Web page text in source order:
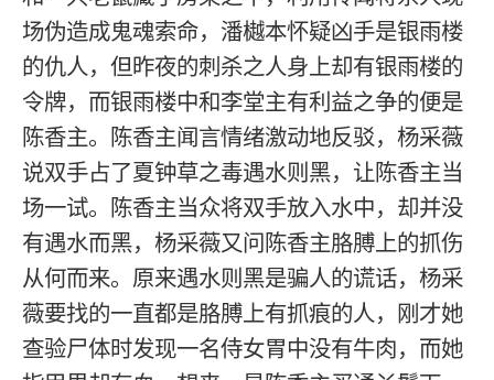
场伪造成鬼魂索命，潘樾本怀疑凶手是银雨楼
的仇人，但昨夜的刺杀之人身上却有银雨楼的
令牌，而银雨楼中和李堂主有利益之争的便是
陈香主。陈香主闻言情绪激动地反驳，杨采薇
说双手占了夏钟草之毒遇水则黑，让陈香主当
场一试。陈香主当众将双手放入水中，却并没
有遇水而黑，杨采薇又问陈香主胳膊上的抓伤
从何而来。原来遇水则黑是骗人的谎话，杨采
薇要找的一直都是胳膊上有抓痕的人，刚才她
查验尸体时发现一名侍女胃中没有牛肉，而她